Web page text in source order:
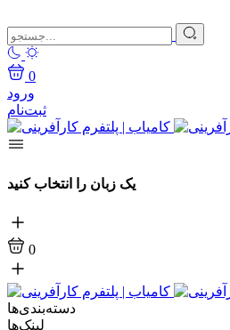
0
ورود
ثبت‌نام
یک زبان را انتخاب کنید
0
دسته‌بندی‌ها
لینک‌ها